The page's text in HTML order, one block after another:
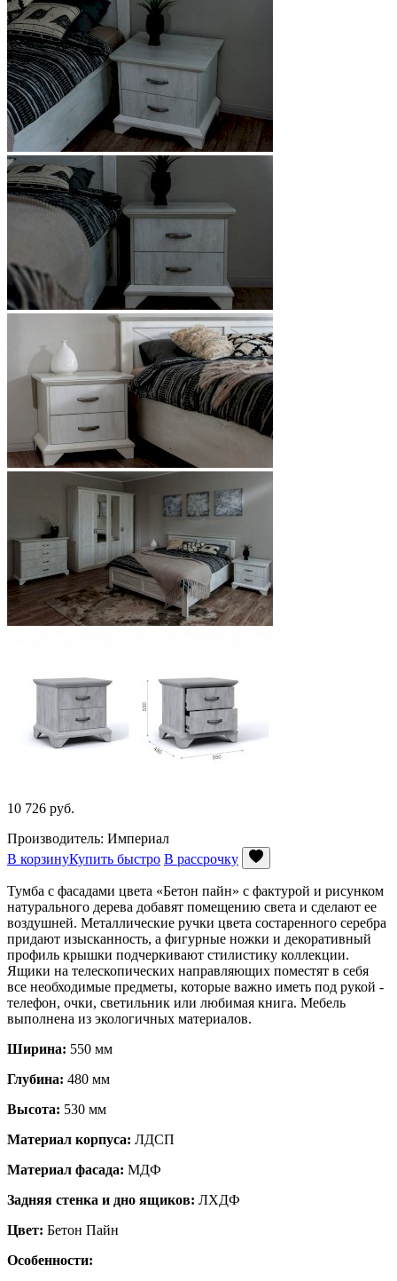
10 726 руб.
Производитель: Империал
В корзинуКупить быстро В рассрочку
Тумба с фасадами цвета «Бетон пайн» с фактурой и рисунком
натурального дерева добавят помещению света и сделают ее
воздушней. Металлические ручки цвета состаренного серебра
придают изысканность, а фигурные ножки и декоративный
профиль крышки подчеркивают стилистику коллекции.
Ящики на телескопических направляющих поместят в себя
все необходимые предметы, которые важно иметь под рукой -
телефон, очки, светильник или любимая книга. Мебель
выполнена из экологичных материалов.
Ширина: 550 мм
Глубина: 480 мм
Высота: 530 мм
Материал корпуса: ЛДСП
Материал фасада: МДФ
Задняя стенка и дно ящиков: ЛХДФ
Цвет: Бетон Пайн
Особенности: